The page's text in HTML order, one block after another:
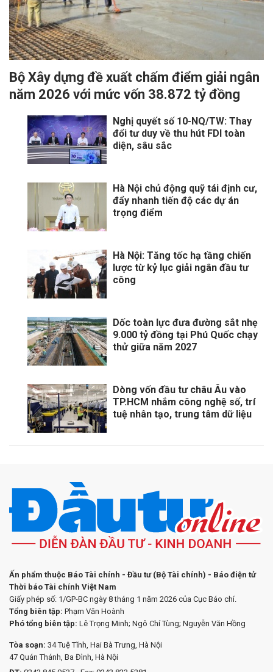
Bộ Xây dựng đề xuất chấm điểm giải ngân
năm 2026 với mức vốn 38.872 tỷ đồng
Nghị quyết số 10-NQ/TW: Thay
đổi tư duy về thu hút FDI toàn
diện, sâu sắc
Hà Nội chủ động quỹ tái định cư,
đẩy nhanh tiến độ các dự án
trọng điểm
Hà Nội: Tăng tốc hạ tầng chiến
lược từ kỷ lục giải ngân đầu tư
công
Dốc toàn lực đưa đường sắt nhẹ
9.000 tỷ đồng tại Phú Quốc chạy
thử giữa năm 2027
Dòng vốn đầu tư châu Âu vào
TP.HCM nhắm công nghệ số, trí
tuệ nhân tạo, trung tâm dữ liệu
Ấn phẩm thuộc Báo Tài chính - Đầu tư (Bộ Tài chính) - Báo điện tử
Thời báo Tài chính Việt Nam
Giấy phép số: 1/GP-BC ngày 8 tháng 1 năm 2026 của Cục Báo chí.
Tổng biên tập: Phạm Văn Hoành
Phó tổng biên tập: Lê Trọng Minh; Ngô Chí Tùng; Nguyễn Văn Hồng
Tòa soạn: 34 Tuệ Tĩnh, Hai Bà Trưng, Hà Nội
47 Quán Thánh, Ba Đình, Hà Nội